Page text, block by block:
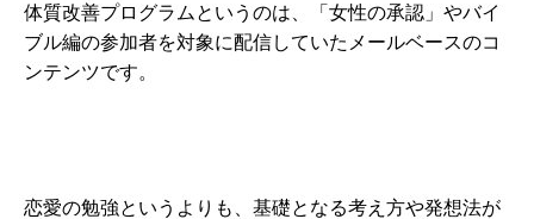
体質改善プログラムというのは、「女性の承認」やバイ
ブル編の参加者を対象に配信していたメールベースのコ
ンテンツです。
恋愛の勉強というよりも、基礎となる考え方や発想法が